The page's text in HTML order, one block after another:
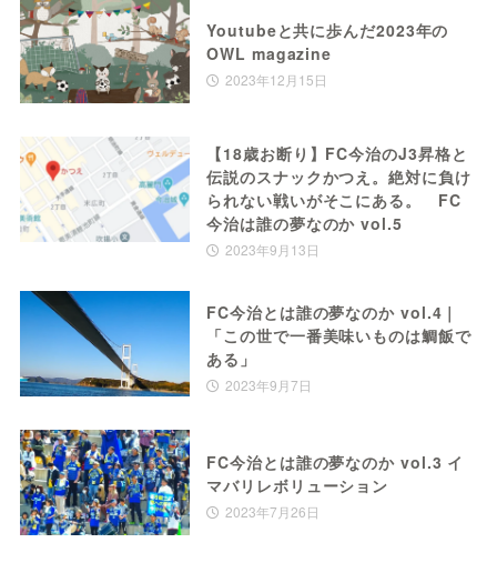
Youtubeと共に歩んだ2023年の
OWL magazine
2023年12月15日
【18歳お断り】FC今治のJ3昇格と
伝説のスナックかつえ。絶対に負け
られない戦いがそこにある。 FC
今治は誰の夢なのか vol.5
2023年9月13日
FC今治とは誰の夢なのか vol.4｜
「この世で一番美味いものは鯛飯で
ある」
2023年9月7日
FC今治とは誰の夢なのか vol.3 イ
マバリレボリューション
2023年7月26日